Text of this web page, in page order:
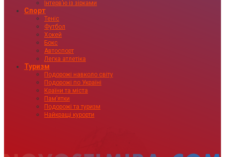
Інтервʼю із зірками
Спорт
Теніс
Футбол
Хокей
Бокс
Автоспорт
Легка атлетіка
Туризм
Подорожі навколо світу
Подорожі по Україні
Країни та міста
Пам’ятки
Подорожі та туризм
Найкращі курорти